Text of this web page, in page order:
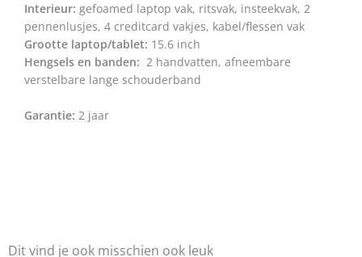
Interieur: gefoamed laptop vak, ritsvak, insteekvak, 2
pennenlusjes, 4 creditcard vakjes, kabel/flessen vak
Grootte laptop/tablet: 15.6 inch
Hengsels en banden: 2 handvatten, afneembare
verstelbare lange schouderband
Garantie: 2 jaar
Dit vind je ook misschien ook leuk